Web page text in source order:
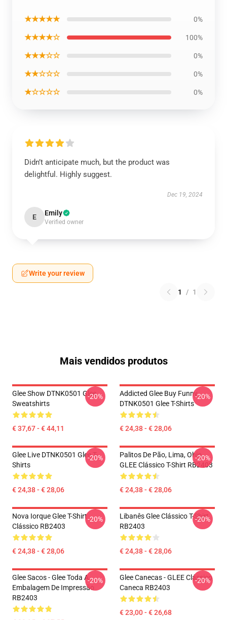
★★★★★ 0%
★★★★☆ 100%
★★★☆☆ 0%
★★☆☆☆ 0%
★☆☆☆☆ 0%
Didn’t anticipate much, but the product was
delightful. Highly suggest.
Dec 19, 2024
E Emily
Verified owner
Write your review
1 / 1
Mais vendidos produtos
Glee Show DTNK0501 Glee
Sweatshirts
€ 37,67 - € 44,11
-20%
Addicted Glee Buy Funny
DTNK0501 Glee T-Shirts
€ 24,38 - € 28,06
-20%
Glee Live DTNK0501 Glee T-
Shirts
€ 24,38 - € 28,06
-20%
Palitos De Pão, Lima, Ohio,
GLEE Clássico T-Shirt RB2403
€ 24,38 - € 28,06
-20%
Nova Iorque Glee T-Shirt
Clássico RB2403
€ 24,38 - € 28,06
-20%
Libanês Glee Clássico T-Shirt
RB2403
€ 24,38 - € 28,06
-20%
Glee Sacos - Glee Toda A
Embalagem De Impressão
RB2403
-20%
Glee Canecas - GLEE Clássico
Caneca RB2403
€ 23,00 - € 26,68
-20%